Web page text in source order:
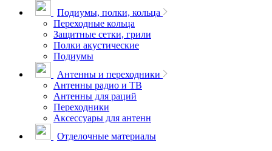
Подиумы, полки, кольца
Переходные кольца
Защитные сетки, грили
Полки акустические
Подиумы
Антенны и переходники
Антенны радио и ТВ
Антенны для раций
Переходники
Аксессуары для антенн
Отделочные материалы